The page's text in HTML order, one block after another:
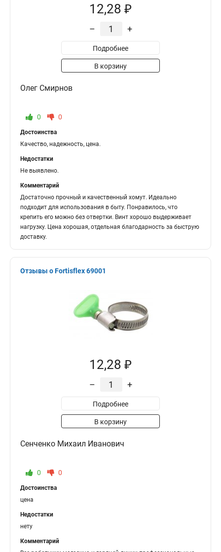
12,28 ₽
– +
Подробнее
В корзину
Олег Смирнов
0 0
Достоинства
Качество, надежность, цена.
Недостатки
Не выявлено.
Комментарий
Достаточно прочный и качественный хомут. Идеально
подходит для использования в быту. Понравилось, что
крепить его можно без отвертки. Винт хорошо выдерживает
нагрузку. Цена хорошая, отдельная благодарность за быструю
доставку.
Отзывы о Fortisflex 69001
12,28 ₽
– +
Подробнее
В корзину
Сенченко Михаил Иванович
0 0
Достоинства
цена
Недостатки
нету
Комментарий